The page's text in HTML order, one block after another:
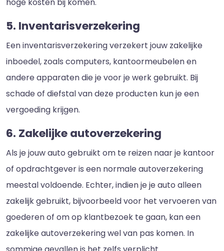
5. Inventarisverzekering
Een inventarisverzekering verzekert jouw zakelijke
inboedel, zoals computers, kantoormeubelen en
andere apparaten die je voor je werk gebruikt. Bij
schade of diefstal van deze producten kun je een
vergoeding krijgen.
6. Zakelijke autoverzekering
Als je jouw auto gebruikt om te reizen naar je kantoor
of opdrachtgever is een normale autoverzekering
meestal voldoende. Echter, indien je je auto alleen
zakelijk gebruikt, bijvoorbeeld voor het vervoeren van
goederen of om op klantbezoek te gaan, kan een
zakelijke autoverzekering wel van pas komen. In